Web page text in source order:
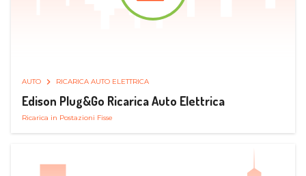
AUTO RICARICA AUTO ELETTRICA
Edison Plug&Go Ricarica Auto Elettrica
Ricarica in Postazioni Fisse